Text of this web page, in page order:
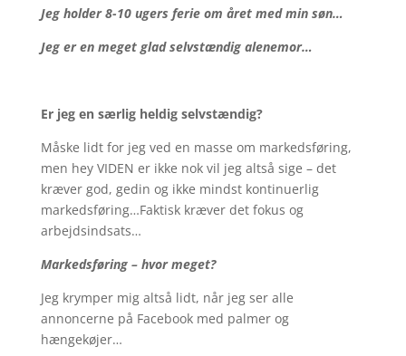
Jeg holder 8-10 ugers ferie om året med min søn…
Jeg er en meget glad selvstændig alenemor…
Er jeg en særlig heldig selvstændig?
Måske lidt for jeg ved en masse om markedsføring,
men hey VIDEN er ikke nok vil jeg altså sige – det
kræver god, gedin og ikke mindst kontinuerlig
markedsføring…Faktisk kræver det fokus og
arbejdsindsats…
Markedsføring – hvor meget?
Jeg krymper mig altså lidt, når jeg ser alle
annoncerne på Facebook med palmer og
hængekøjer…